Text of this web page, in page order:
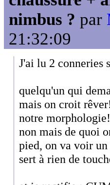
nimbus ? par
21:32:09
J'ai lu 2 conneries
quelqu'un qui
mais on croit
notre
non mais de quoi
pied, on va voir
sert à rien de